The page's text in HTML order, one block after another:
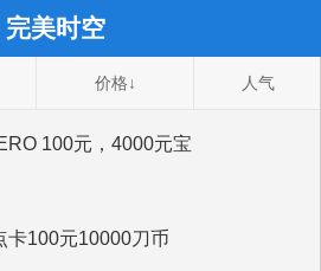
完美时空
价格↓ 人气
100元，4000元宝
卡100元10000刀币